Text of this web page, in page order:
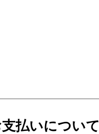
払いについて